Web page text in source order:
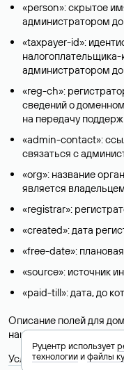
«person»: скрытое
администратором
«taxpayer-id»:
администратором
«reg-ch»:
сведений о
на передачу
«admin-contact»:
связаться с
«org»: название
является
«registrar»:
«created»: дата
«free-date»:
«source»: источник
«paid-till»: дата, до
Описание полей для
национальных доменах
Условия использования
Руцентр использует
технологииифайлы